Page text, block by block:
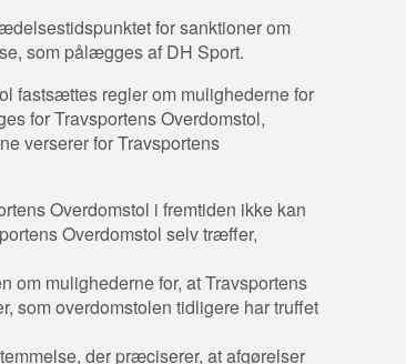
for sanktioner om
som pålægges af DH Sport.
fastsættes regler om mulighederne for
for Travsportens Overdomstol,
verserer for Travsportens
Overdomstol i fremtiden ikke kan
Overdomstol selv træffer,
om mulighederne for, at Travsportens
som overdomstolen tidligere har truffet
der præciserer, at afgørelser